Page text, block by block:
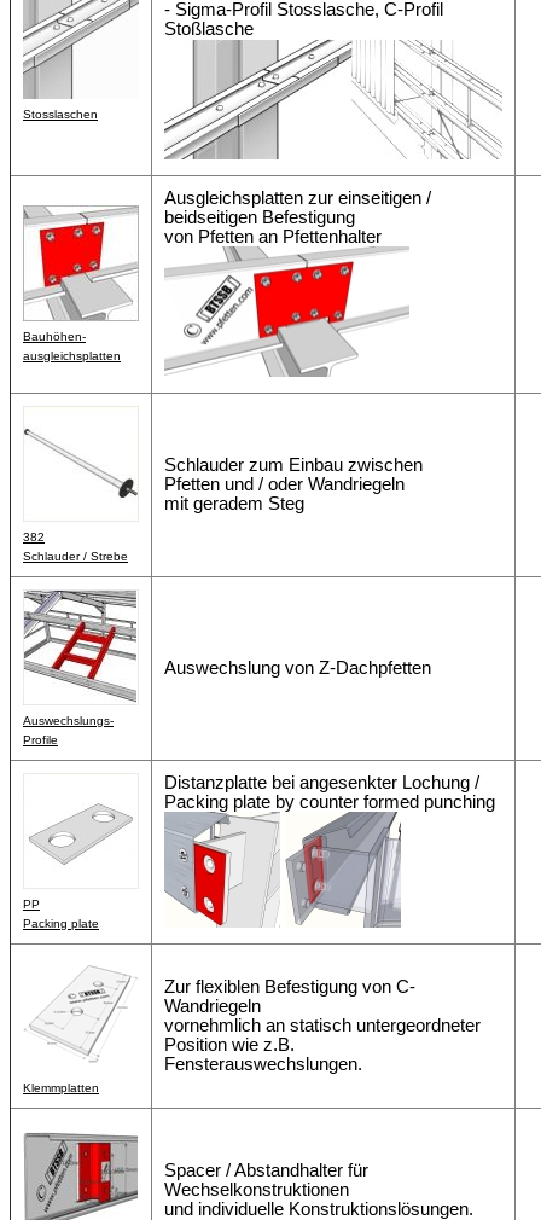
Stosslaschen
- Sigma-Profil Stosslasche, C-Profil
Stoßlasche
Bauhöhen-
ausgleichsplatten
Ausgleichsplatten zur einseitigen /
beidseitigen Befestigung
von Pfetten an Pfettenhalter
382
Schlauder / Strebe
Schlauder zum Einbau zwischen
Pfetten und / oder Wandriegeln
mit geradem Steg
Auswechslungs-
Profile
Auswechslung von Z-Dachpfetten
PP
Packing plate
Distanzplatte bei angesenkter Lochung /
Packing plate by counter formed punching
Klemmplatten
Zur flexiblen Befestigung von C-
Wandriegeln
vornehmlich an statisch untergeordneter
Position wie z.B.
Fensterauswechslungen.
Spacer / Abstandhalter für
Wechselkonstruktionen
und individuelle Konstruktionslösungen.